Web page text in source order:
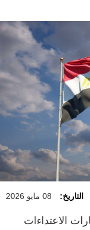
التاريخ: 08 مايو 2026
الاعتداءات